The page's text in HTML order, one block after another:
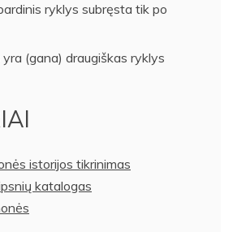
ryklys subręsta tik po
(gana) draugiškas ryklys
istorijos tikrinimas
katalogas